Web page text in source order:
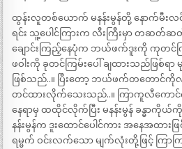
ထွန်းလူတစ်ယောက် မနန်းမွန်တို့ နောက်မီးလင်
ရင်း သူ့ပေါင်ကြားက လီးကြီးမှာ တဆတ်
ချောင်းကြည့်နေပုံက ဘယ်ဖက်ဒူးကို ကုတင်က
ဖဝါးကို ခုတင်ကြမ်းပေါ် ချထားသည်ဖြစ်ရ
ဖြစ်သည်..။ ပြီးတော့ ဘယ်ဖက်တတောင်ကိုလ
တင်ထားလိုက်သေးသည်..။ ကြာကူလီကောင်
နေရာမှ ထထိုင်လိုက်ပြီး မနန်းမွန် ခန္ဓ
နန်းမွန်က ဒူးထောင်ပေါင်ကား အနေအထား
ရမ္မက် ဝင်းလက်သော မျက်လုံးတို့ဖြင့် ကြာ